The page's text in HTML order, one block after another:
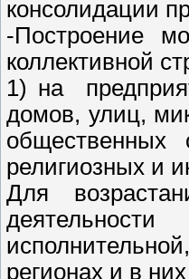
консолидации
-Построение
коллективной
1) на
домов, улиц,
общественных
религиозных и
Для
регионах и в